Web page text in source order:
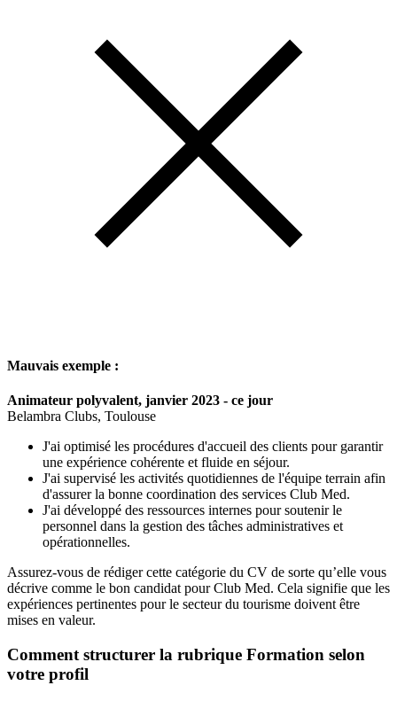
Mauvais exemple :
Animateur polyvalent, janvier 2023 - ce jour
Belambra Clubs, Toulouse
J'ai optimisé les procédures d'accueil des clients pour garantir
une expérience cohérente et fluide en séjour.
J'ai supervisé les activités quotidiennes de l'équipe terrain afin
d'assurer la bonne coordination des services Club Med.
J'ai développé des ressources internes pour soutenir le
personnel dans la gestion des tâches administratives et
opérationnelles.
Assurez-vous de rédiger cette catégorie du CV de sorte qu’elle vous
décrive comme le bon candidat pour Club Med. Cela signifie que les
expériences pertinentes pour le secteur du tourisme doivent être
mises en valeur.
Comment structurer la rubrique Formation selon
votre profil